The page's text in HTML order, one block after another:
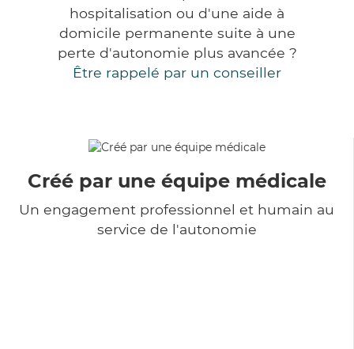
hospitalisation ou d'une aide à
domicile permanente suite à une
perte d'autonomie plus avancée ?
Être rappelé par un conseiller
Créé par une équipe médicale
Un engagement professionnel et humain au
service de l'autonomie